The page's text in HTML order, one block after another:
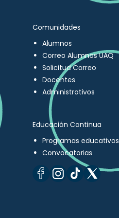
Comunidades
Alumnos
Correo Alumnos UAQ
Solicitud Correo
Docentes
Administrativos
Educación Continua
Programas educativos
Convocatorias